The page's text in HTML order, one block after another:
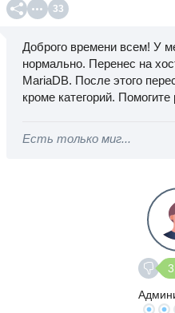
33
Доброго времени всем! У
нормально. Перенес на
MariaDB. После этого
кроме категорий.
Есть только миг...